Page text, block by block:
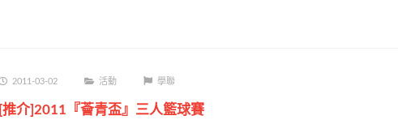
2011-03-02 活動 學聯
[推介]2011『薈青盃』三人籃球賽